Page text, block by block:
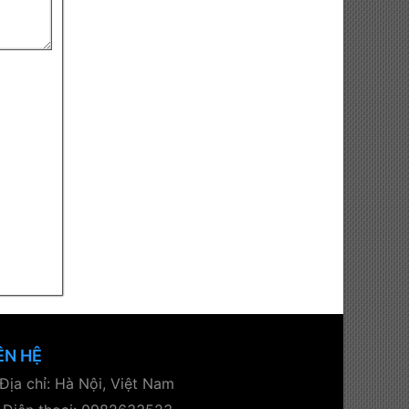
HỆ
Địa chỉ: Hà Nội, Việt Nam